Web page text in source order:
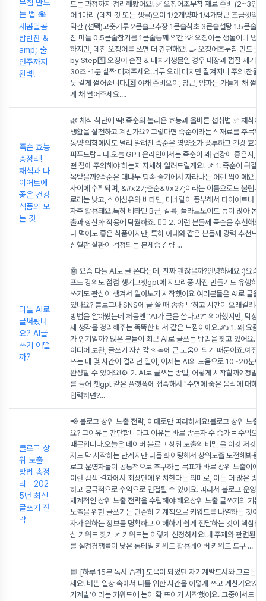
무침 만드
는 법 🐙
새콤달콤
밥반찬 &
amp; 술
안주까지
완벽!
드는 과정까지 정리해봤어요! ✅ 오징어초무침 재료 준비 (2~3인분
어 1마리 (데친 것 또는 생물)오이 1/2개양파 1/4개당근 조금깻잎
약간 (선택)고춧가루 2큰술고추장 1큰술식초 3큰술설탕 1.5큰술간
진 마늘 0.5큰술참기름 1큰술통깨 약간 💡 오징어는 생물이나 냉동
하지만, 데친 오징어를 쓰면 더 간편해요! 🍳 오징어초무침 만드는
by Step1️⃣ 오징어 손질 & 데치기생물일 경우 내장과 껍질 제거 후
30초~1분 살짝 데쳐주세요.너무 오래 데치면 질겨지니 주의!찬물
듯 길게 썰어줍니다.2️⃣ 야채 준비오이, 당근, 양파는 가늘게 채 썰고
게 채 썰어주세요....
죽순 효능
총정리!
채식과 다
이어트에
좋은 건강
식품의 모
든 것
🌿 채식 식단에 딱! 죽순의 놀라운 효능과 올바른 섭취법 ✅ 채식이
생활을 실천하고 계신가요? 그렇다면 죽순이라는 식재료를 주목해
동양 의학에서도 널리 알려진 죽순은 영양소가 풍부하고 건강 효과
퍼푸드랍니다.오늘 GPT온라인에서는 죽순이 왜 건강에 좋은지, 또
떤 점에 주의해야 하는지 자세히 알려드릴게요! 📌 1. 죽순이 뭐길래
목받을까?죽순은 대나무 땅속 줄기에서 자라나는 어린 싹이에요.
사이에 수확되며, &#x27;춘순&#x27;이라는 이름으로도 불립니
로리는 낮고, 식이섬유와 비타민, 미네랄이 풍부해서 다이어트나 건
자주 활용돼요.특히 비타민 B군, 칼륨, 플라보노이드 등이 많아 몸
출과 항산화 작용에 탁월하죠. 👩‍⚕️ 2. 이런 분들께 죽순을 추천해요!
나 먹어도 좋은 식품이지만, 특히 아래와 같은 분들께 강력 추천드
심혈관 질환이 걱정되는 분체중 감량 ...
다들 AI로
글써봤나
요? AI글
쓰기 어떨
까?
🤖 요즘 다들 AI로 글 쓴다는데, 진짜 괜찮을까?안녕하세요 :)요즘
프트 강의도 점점 생기고챗gpt에 지브리풍 사진 만들기도 유행하
쓰기도 관심이 생겨서 알아보기 시작했어요 여러분들은 AI로 글을
있나요? 블로그나 SNS에 글 쓸 때 종종 막히고 시간이 오래걸려서
방법을 알아봤는데 처음엔 "AI가 글을 쓴다고?" 의아했지만, 막상
제 생각을 정리해주는 똑똑한 비서 같은 느낌이에요.✍️ 1. 왜 요즘
가 인기일까? 많은 분들이 최근 AI로 글쓰는 방법을 찾고 있어요. 시
이디어 보완, 글쓰기 자신감 회복에 큰 도움이 되기 때문이죠.예전
쓰는 데 몇 시간이 걸리던 일이, 이제는 AI의 도움으로 10~20분이
완성할 수 있어요!⚙️ 2. AI로 글쓰는 방법, 어떻게 시작할까? 정말
를 들어 챗gpt 같은 플랫폼에 접속해서 "수면에 좋은 음식에 대해
입력하면?...
블로그 상
위 노출
방법 총정
리｜202
5년 최신
글쓰기 전
략
📢 블로그 상위 노출 전략, 이대로만 따라하세요!블로그 상위 노출,
요? 그이유는 간단합니다그 이유는 바로 방문자 수 증가 = 수익으
때문입니다.오늘은 네이버 블로그 상위 노출의 비밀 을 이것 저것
저도 막 시작하는 단계지만 다들 화이팅해서 상위노출 도전해봐용!
로그 운영자들이 공통적으로 추구하는 목표가 바로 상위 노출이에
이란 검색 결과에서 최상단에 위치한다는 의미로, 이는 더 많은 방
하고 궁극적으로 수익으로 연결될 수 있어요. 따라서 블로그 운영자
체계적인 상위 노출 전략을 수립해야 해요상위 노출 글쓰기의 기본
노출을 위한 글쓰기는 단순히 기계적으로 키워드를 나열하는 것이
자가 원하는 정보를 명확하고 이해하기 쉽게 전달하는 것이 핵심입
심 키워드 찾기📌 키워드는 이렇게 선정하세요!내 주제와 관련된 핵
를 설정경쟁률이 낮은 롱테일 키워드 활용네이버 키워드 도구 ...
📘 [하루 15분 독서 습관] 도움이 되었던 자기계발도서와 고르는 방
세요! 바쁜 일상 속에서 나를 위한 시간을 어떻게 쓰고 계신가요?저
기계발’이라는 키워드에 눈이 확 뜨이기 시작했어요. 그중에서도 가